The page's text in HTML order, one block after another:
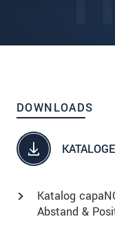
DOWNLOADS
Katalog
Abstand &